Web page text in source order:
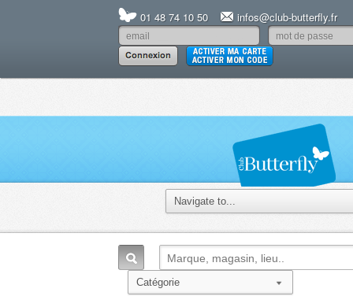
01 48 74 10 50 infos@club-butterfly.fr